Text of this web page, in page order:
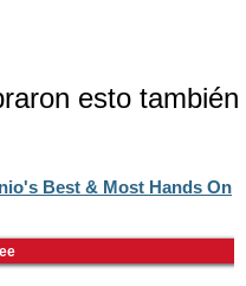
esto también
Best & Most Hands On